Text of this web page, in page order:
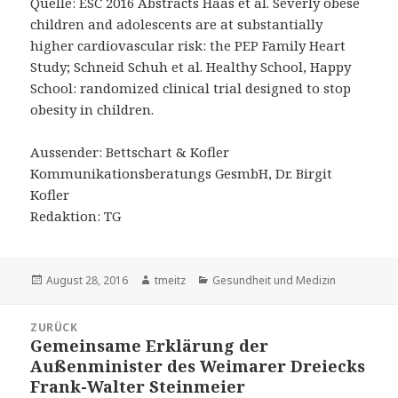
children and adolescents are at substantially
higher cardiovascular risk: the PEP Family Heart
Study; Schneid Schuh et al. Healthy School, Happy
School: randomized clinical trial designed to stop
obesity in children.
Aussender: Bettschart & Kofler
Kommunikationsberatungs GesmbH, Dr. Birgit
Kofler
Redaktion: TG
Veröffentlicht
August 28, 2016 Autor
tmeitz Kategorien
Gesundheit und Medizin
Navigation
ZURÜCK
Vorheriger
Beitrag:
Gemeinsame Erklärung der
Außenminister des Weimarer Dreiecks
Frank-Walter Steinmeier